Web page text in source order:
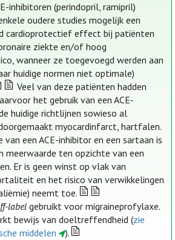
inhibitoren (perindopril, ramipril)
oudere studies mogelijk een
cardioprotectief effect bij patiënten
ziekte en/of hoog
wanneer ze toegevoegd werden aan
huidige normen niet optimale)
Veel van deze patiënten hadden
het gebruik van een ACE-
huidige richtlijnen sowieso al
myocardinfarct, hartfalen.
van een ACE-inhibitor en een sartaan is
meerwaarde ten opzichte van een
Er is geen winst op vlak van
en het risico van verwikkelingen
neemt toe.
label gebruikt voor migraineprofylaxe.
bewijs van doeltreffendheid (zie
middelen
).